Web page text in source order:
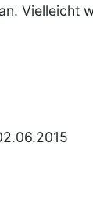
Vielleicht